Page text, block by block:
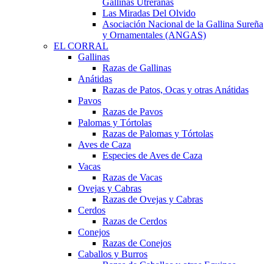
Gallinas Utreranas
Las Miradas Del Olvido
Asociación Nacional de la Gallina Sureña
y Ornamentales (ANGAS)
EL CORRAL
Gallinas
Razas de Gallinas
Anátidas
Razas de Patos, Ocas y otras Anátidas
Pavos
Razas de Pavos
Palomas y Tórtolas
Razas de Palomas y Tórtolas
Aves de Caza
Especies de Aves de Caza
Vacas
Razas de Vacas
Ovejas y Cabras
Razas de Ovejas y Cabras
Cerdos
Razas de Cerdos
Conejos
Razas de Conejos
Caballos y Burros